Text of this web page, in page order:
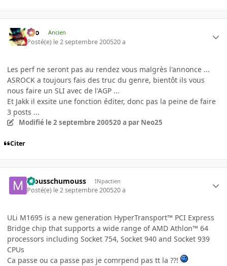
eYo Ancien
Posté(e) le 2 septembre 200520 a
Les perf ne seront pas au rendez vous malgrès l'annonce ...
ASROCK a toujours fais des truc du genre, bientôt ils vous
nous faire un SLI avec de l'AGP ...
Et Jakk il exsite une fonction éditer, donc pas la peine de faire
3 posts ...
Modifié le 2 septembre 200520 a par Neo25
Citer
mousschumouss INpactien
Posté(e) le 2 septembre 200520 a
ULi M1695 is a new generation HyperTransport™ PCI Express
Bridge chip that supports a wide range of AMD Athlon™ 64
processors including Socket 754, Socket 940 and Socket 939
CPUs
Ca passe ou ca passe pas je comrpend pas tt la ??!